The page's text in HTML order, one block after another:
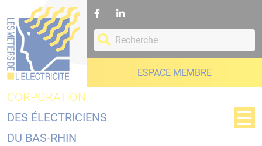
ESPACE MEMBRE
CORPORATION
DES ÉLECTRICIENS
DU BAS-RHIN
Panneau de gestion des cookies